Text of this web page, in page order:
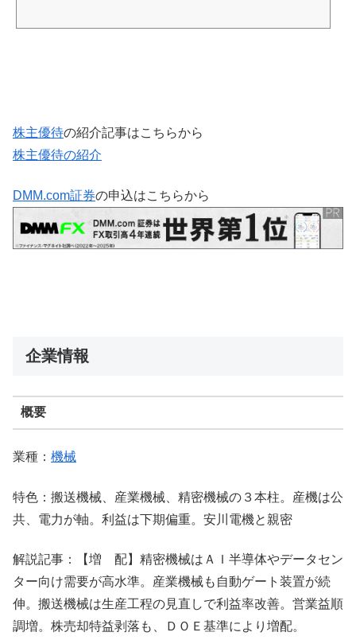
株主優待の紹介記事はこちらから
株主優待の紹介
DMM.com証券の申込はこちらから
企業情報
概要
業種： 機械
特色：搬送機械、産業機械、精密機械の３本柱。産機は公
共、電力が軸。利益は下期偏重。安川電機と親密
解説記事：【増 配】精密機械はＡＩ半導体やデータセン
ター向け需要が高水準。産業機械も自動ゲート装置が続
伸。搬送機械は生産工程の見直しで利益率改善。営業益順
調増。株売却特益剥落も、ＤＯＥ基準により増配。